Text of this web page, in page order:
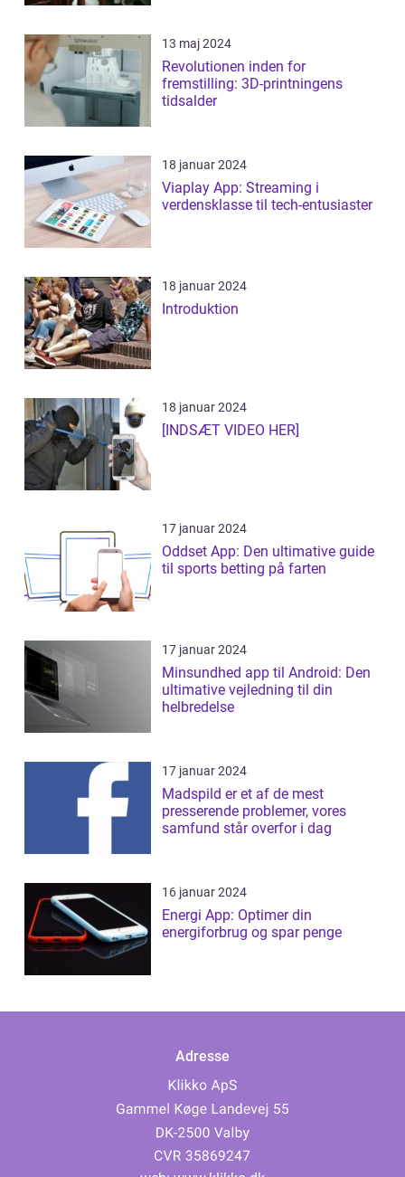
13 maj 2024
Revolutionen inden for
fremstilling: 3D-printningens
tidsalder
18 januar 2024
Viaplay App: Streaming i
verdensklasse til tech-entusiaster
18 januar 2024
Introduktion
18 januar 2024
[INDSÆT VIDEO HER]
17 januar 2024
Oddset App: Den ultimative guide
til sports betting på farten
17 januar 2024
Minsundhed app til Android: Den
ultimative vejledning til din
helbredelse
17 januar 2024
Madspild er et af de mest
presserende problemer, vores
samfund står overfor i dag
16 januar 2024
Energi App: Optimer din
energiforbrug og spar penge
Adresse